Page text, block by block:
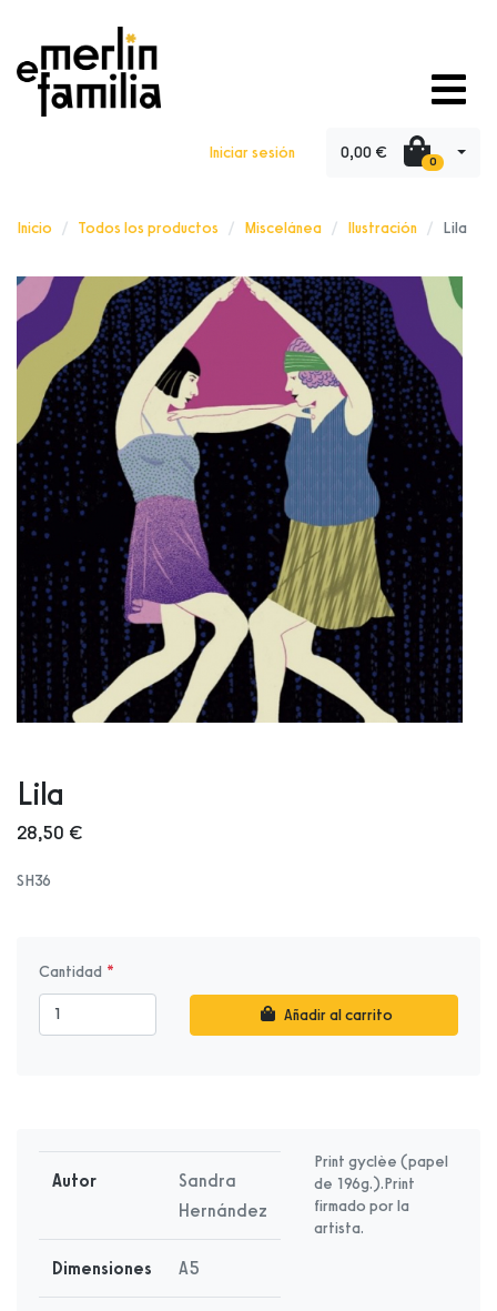
Iniciar sesión 0,00 € 0
Inicio Todos los productos Miscelánea Ilustración Lila
Lila
28,50 €
SH36
Cantidad
Añadir al carrito
Autor
Sandra
Hernández
Dimensiones A5
Print gyclèe (papel
de 196g.).Print
firmado por la
artista.